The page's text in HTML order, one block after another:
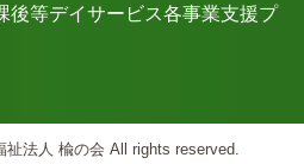
後等デイサービス各事業⽀援プ
法人 楡の会 All rights reserved.